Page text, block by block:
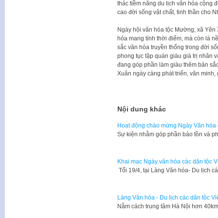
thác tiềm năng du lịch văn hóa cộng
cao đời sống vật chất, tinh thần cho
Ngày hội văn hóa tộc Mường, xã
hóa mang tính thời điểm, mà còn là
sắc văn hóa truyền thống trong đời
phong tục tập quán giàu giá trị nhân
đang góp phần làm giàu thêm bản
Xuân ngày càng phát triển, văn minh,
Nội dung khác
Hoạt động chào mừng Ngày Văn hóa
Sự kiện nhằm góp phần bảo tồn và
Khai mạc Ngày văn hóa các dân tộc
Tối 19/4, tại Làng Văn hóa- Du lịch
Làng Văn hóa - Du lịch các dân tộc
Nằm cách trung tâm Hà Nội hơn